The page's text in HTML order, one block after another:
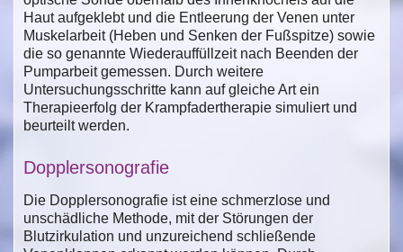
Haut aufgeklebt und die Entleerung der Venen unter
Muskelarbeit (Heben und Senken der Fußspitze) sowie
die so genannte Wiederauffüllzeit nach Beenden der
Pumparbeit gemessen. Durch weitere
Untersuchungsschritte kann auf gleiche Art ein
Therapieerfolg der Krampfadertherapie simuliert und
beurteilt werden.
Dopplersonografie
Die Dopplersonografie ist eine schmerzlose und
unschädliche Methode, mit der Störungen der
Blutzirkulation und unzureichend schließende